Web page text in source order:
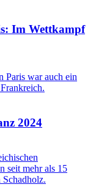
Im Wettkampf
Paris war auch ein
2024
seit mehr als 15